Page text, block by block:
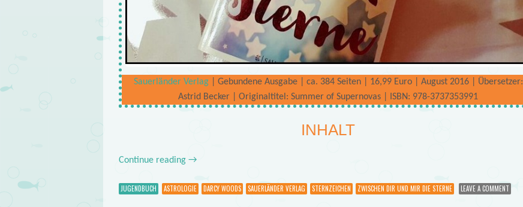
Sauerländer Verlag| Gebundene Ausgabe | ca. 384 Seiten | 16,99 Euro | August 2016 | Übersetzer:
Astrid Becker | Originaltitel: Summer of Supernovas | ISBN: 978-3737353991
INHALT
Continue reading →
JUGENDBUCH ASTROLOGIE DARCY WOODS SAUERLÄNDER VERLAG STERNZEICHEN ZWISCHEN DIR UND MIR DIE STERNE LEAVE A COMMENT